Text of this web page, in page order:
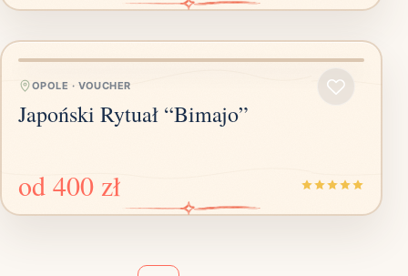
OPOLE · VOUCHER
Japoński Rytuał “Bimajo”
od 400 zł